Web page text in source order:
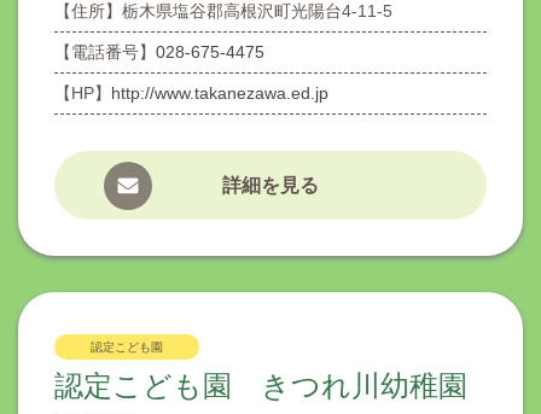
【住所】 栃木県塩谷郡高根沢町光陽台4-11-5
【電話番号】 028-675-4475
【HP】 http://www.takanezawa.ed.jp
詳細を見る
認定こども園
認定こども園 きつれ川幼稚園